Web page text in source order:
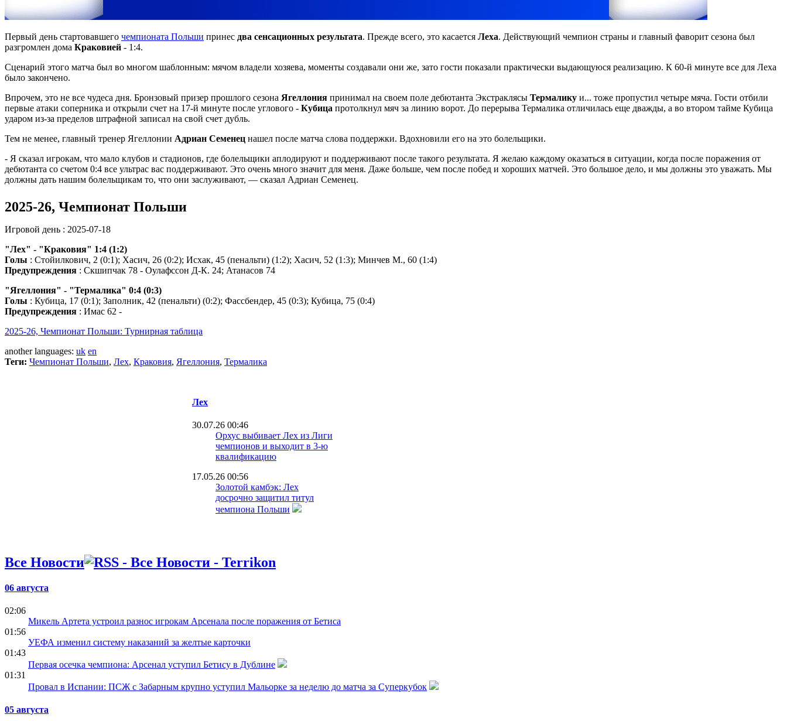
Первый день стартовавшего чемпионата Польши принес два сенсационных результата. Прежде всего, это касается Леха. Действующий чемпион страны и главный фаворит сезона был
разгромлен дома Краковией - 1:4.
Сценарий этого матча был во многом шаблонным: мячом владели хозяева, моменты создавали они же, зато гости показали практически выдающуюся реализацию. К 60-й минуте все для Леха
было закончено.
Впрочем, это не все чудеса дня. Бронзовый призер прошлого сезона Ягеллония принимал на своем поле дебютанта Экстраклясы Термалику и... тоже пропустил четыре мяча. Гости отбили
первые атаки соперника и открыли счет на 17-й минуте после углового - Кубица протолкнул мяч за линию ворот. До перерыва Термалика отличилась еще дважды, а во втором тайме Кубица
ударом из-за пределов штрафной записал на свой счет дубль.
Тем не менее, главный тренер Ягеллонии Адриан Семенец нашел после матча слова поддержки. Вдохновили его на это болельщики.
- Я сказал игрокам, что мало клубов и стадионов, где болельщики аплодируют и поддерживают после такого результата. Я желаю каждому оказаться в ситуации, когда после поражения от
дебютанта со счетом 0:4 все ультрас вас поддерживают. Это очень много значит для меня. Даже больше, чем после побед и хороших матчей. Это большое дело, и мы должны это уважать. Мы
должны дать нашим болельщикам то, что они заслуживают, — сказал Адриан Семенец.
2025-26, Чемпионат Польши
Игровой день : 2025-07-18
"Лех" - "Краковия" 1:4 (1:2)
Голы : Стойилкович, 2 (0:1); Хасич, 26 (0:2); Исхак, 45 (пенальти) (1:2); Хасич, 52 (1:3); Минчев М., 60 (1:4)
Предупреждения : Скшипчак 78 - Оулафссон Д-К. 24; Атанасов 74
"Ягеллония" - "Термалика" 0:4 (0:3)
Голы : Кубица, 17 (0:1); Заполник, 42 (пенальти) (0:2); Фассбендер, 45 (0:3); Кубица, 75 (0:4)
Предупреждения : Имас 62 -
2025-26, Чемпионат Польши: Турнирная таблица
another languages: uk en
Теги: Чемпионат Польши, Лех, Краковия, Ягеллония, Термалика
Лех
30.07.26 00:46
Орхус выбивает Лех из Лиги
чемпионов и выходит в 3-ю
квалификацию
17.05.26 00:56
Золотой камбэк: Лех
досрочно защитил титул
чемпиона Польши
20.03.26 14:58
Лассина Траоре: Проиграли,
было главной целью
Все Новости
06 августа
02:06
Микель Артета устроил разнос игрокам Арсенала после поражения от Бетиса
01:56
УЕФА изменил систему наказаний за желтые карточки
01:43
Первая осечка чемпиона: Арсенал уступил Бетису в Дублине
01:31
Провал в Испании: ПСЖ с Забарным крупно уступил Мальорке за неделю до матча за Суперкубок
05 августа